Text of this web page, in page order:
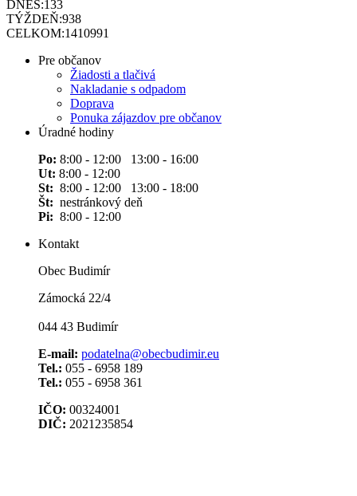
DNES:133
TÝŽDEŇ:938
CELKOM:1410991
Pre občanov
Žiadosti a tlačivá
Nakladanie s odpadom
Doprava
Ponuka zájazdov pre občanov
Úradné hodiny
Po: 8:00 - 12:00 13:00 - 16:00
Ut: 8:00 - 12:00
St: 8:00 - 12:00 13:00 - 18:00
Št: nestránkový deň
Pi: 8:00 - 12:00
Kontakt
Obec Budimír
Zámocká 22/4
044 43 Budimír
E-mail: podatelna@obecbudimir.eu
Tel.: 055 - 6958 189
Tel.: 055 - 6958 361
IČO: 00324001
DIČ: 2021235854